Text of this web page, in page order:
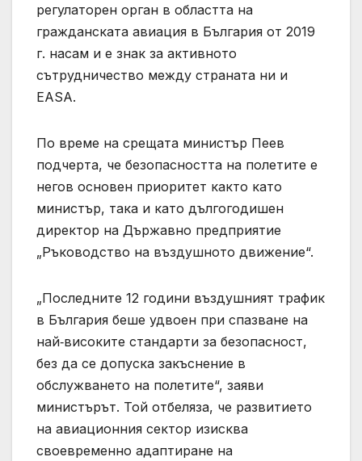
регулаторен орган в областта на
гражданската авиация в България от 2019
г. насам и е знак за активното
сътрудничество между страната ни и
EASA.
По време на срещата министър Пеев
подчерта, че безопасността на полетите е
негов основен приоритет както като
министър, така и като дългогодишен
директор на Държавно предприятие
„Ръководство на въздушното движение“.
„Последните 12 години въздушният трафик
в България беше удвоен при спазване на
най‑високите стандарти за безопасност,
без да се допуска закъснение в
обслужването на полетите“, заяви
министърът. Той отбеляза, че развитието
на авиационния сектор изисква
своевременно адаптиране на